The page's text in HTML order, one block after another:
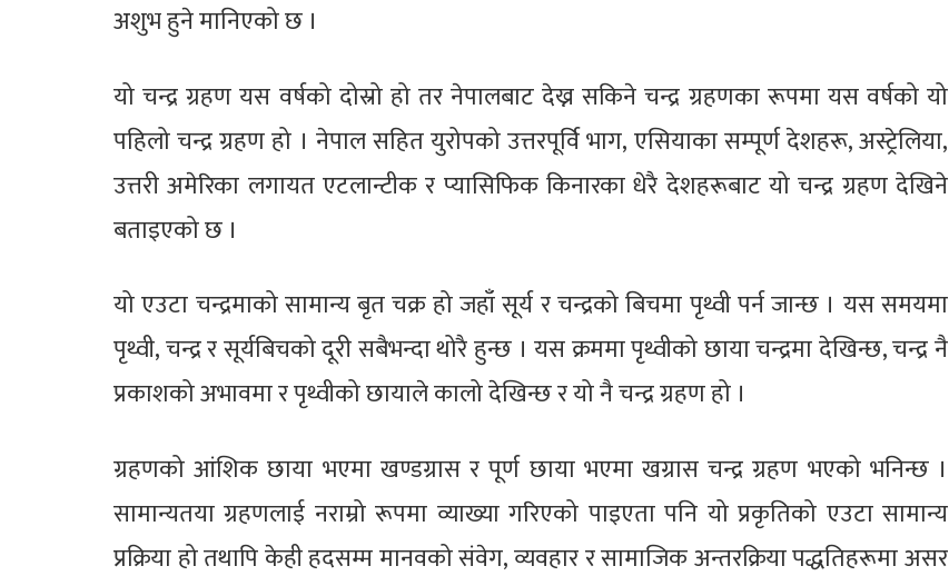
अशुभ हुने मानिएको छ ।
यो चन्द्र ग्रहण यस वर्षको दोस्रो हो तर नेपालबाट देख्न सकिने चन्द्र ग्रहणका रूपमा यस वर्षको यो
पहिलो चन्द्र ग्रहण हो । नेपाल सहित युरोपको उत्तरपूर्वि भाग, एसियाका सम्पूर्ण देशहरू, अस्ट्रेलिया,
उत्तरी अमेरिका लगायत एटलान्टीक र प्यासिफिक किनारका धेरै देशहरूबाट यो चन्द्र ग्रहण देखिने
बताइएको छ ।
यो एउटा चन्द्रमाको सामान्य बृत चक्र हो जहाँ सूर्य र चन्द्रको बिचमा पृथ्वी पर्न जान्छ । यस समयमा
पृथ्वी, चन्द्र र सूर्यबिचको दूरी सबैभन्दा थोरै हुन्छ । यस क्रममा पृथ्वीको छाया चन्द्रमा देखिन्छ, चन्द्र नै
प्रकाशको अभावमा र पृथ्वीको छायाले कालो देखिन्छ र यो नै चन्द्र ग्रहण हो ।
ग्रहणको आंशिक छाया भएमा खण्डग्रास र पूर्ण छाया भएमा खग्रास चन्द्र ग्रहण भएको भनिन्छ ।
सामान्यतया ग्रहणलाई नराम्रो रूपमा व्याख्या गरिएको पाइएता पनि यो प्रकृतिको एउटा सामान्य
प्रक्रिया हो तथापि केही हदसम्म मानवको संवेग, व्यवहार र सामाजिक अन्तरक्रिया पद्धतिहरूमा असर